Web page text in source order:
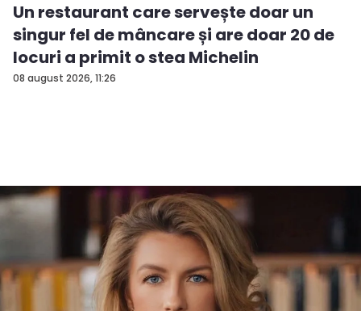
08 august 2026, 11:26
Un restaurant care servește doar un
singur fel de mâncare și are doar 20 de
locuri a primit o stea Michelin